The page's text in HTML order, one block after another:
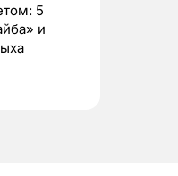
5
и